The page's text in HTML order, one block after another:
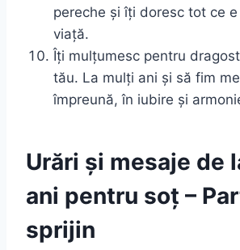
pereche și îți doresc tot ce
viață.
Îți mulțumesc pentru
tău. La mulți ani și să fim
împreună, în iubire și
Urări și mesaje de
ani pentru soț –
sprijin